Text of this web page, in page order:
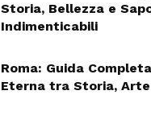
Storia, Bellezza e
Indimenticabili
Roma: Guida
Eterna tra Storia,